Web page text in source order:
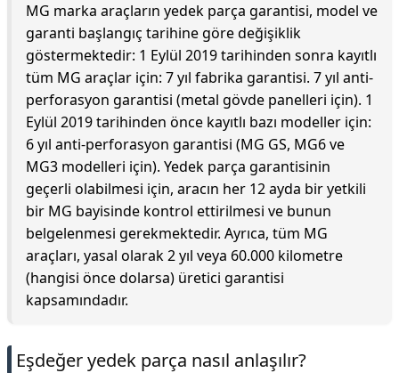
MG marka araçların yedek parça garantisi, model ve
garanti başlangıç tarihine göre değişiklik
göstermektedir: 1 Eylül 2019 tarihinden sonra kayıtlı
tüm MG araçlar için: 7 yıl fabrika garantisi. 7 yıl anti-
perforasyon garantisi (metal gövde panelleri için). 1
Eylül 2019 tarihinden önce kayıtlı bazı modeller için:
6 yıl anti-perforasyon garantisi (MG GS, MG6 ve
MG3 modelleri için). Yedek parça garantisinin
geçerli olabilmesi için, aracın her 12 ayda bir yetkili
bir MG bayisinde kontrol ettirilmesi ve bunun
belgelenmesi gerekmektedir. Ayrıca, tüm MG
araçları, yasal olarak 2 yıl veya 60.000 kilometre
(hangisi önce dolarsa) üretici garantisi
kapsamındadır.
Eşdeğer yedek parça nasıl anlaşılır?